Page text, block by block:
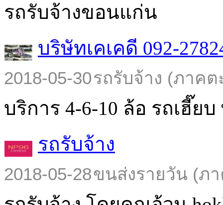
รถรับจ้างขอนแก่น
บริษัทเคเคดี 092-
2018-05-30รถรับจ้าง (ภาคต
บริการ 4-6-10 ล้อ รถเฮี๊ยบ
รถรับจ้าง
2018-05-28ขนส่งรายวัน (ภ